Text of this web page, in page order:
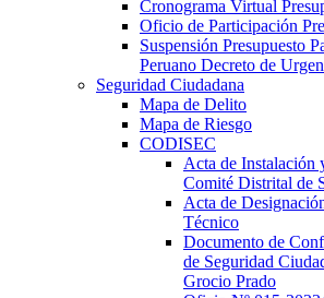
Cronograma Virtual
Oficio de Participación
Suspensión Presupuesto
Peruano Decreto de
Seguridad Ciudadana
Mapa de Delito
Mapa de Riesgo
CODISEC
Acta de Instalación
Comité Distrital de
Acta de
Técnico
Documento de
de Seguridad
Grocio Prado